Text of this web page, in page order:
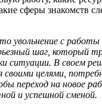
сферы знакомств
увольнение с работы
шаг, который
ситуации. В своем
своими целями,
переход на новое
и успешной сменой.